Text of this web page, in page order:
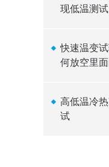
现低温测
快速温变
何放空里
高低温冷
试